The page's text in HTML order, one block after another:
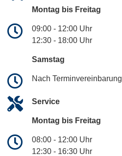
Montag bis Freitag
09:00 - 12:00 Uhr
12:30 - 18:00 Uhr
Samstag
Nach Terminvereinbarung
Service
Montag bis Freitag
08:00 - 12:00 Uhr
12:30 - 16:30 Uhr